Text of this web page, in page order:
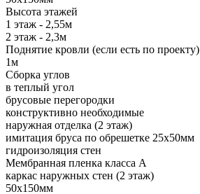
Высота этажей
1 этаж - 2,55м
2 этаж - 2,3м
Поднятие кровли (если есть по проекту)
1м
Сборка углов
в теплый угол
брусовые перегородки
конструктивно необходимые
наружная отделка (2 этаж)
имитация бруса по обрешетке 25х50мм
гидроизоляция стен
Мембранная пленка класса А
каркас наружных стен (2 этаж)
50х150мм